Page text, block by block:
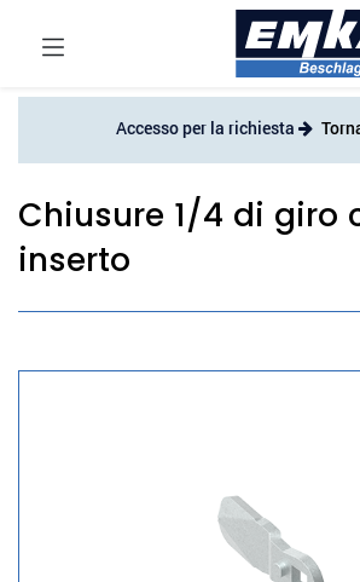
Accesso per la richiesta
Chiusure 1/4 di giro
inserto